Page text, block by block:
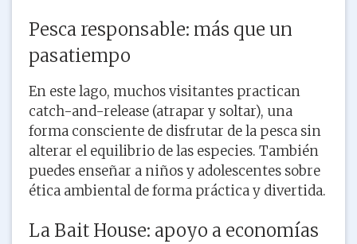
Pesca responsable: más que un
pasatiempo
En este lago, muchos visitantes practican
catch-and-release (atrapar y soltar), una
forma consciente de disfrutar de la pesca sin
alterar el equilibrio de las especies. También
puedes enseñar a niños y adolescentes sobre
ética ambiental de forma práctica y divertida.
La Bait House: apoyo a economías